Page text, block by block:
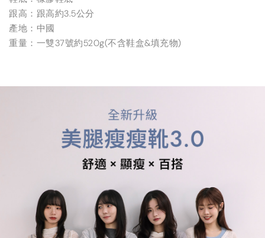
跟高：跟高約3.5公分
產地：中國
重量：一雙37號約520g(不含鞋盒&填充物)